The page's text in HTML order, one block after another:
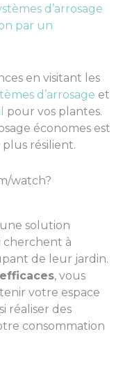
d’arrosage
par un
en visitant les
d’arrosage et
pour vos plantes.
économes est
résilient.
watch?
solution
à
de leur jardin.
, vous
votre espace
réaliser des
consommation